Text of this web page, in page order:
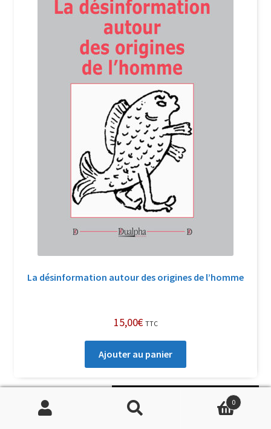
La désinformation autour des origines de l’homme
15,00€ TTC
Ajouter au panier
Recherche
Recherche
0
Soutenir Philippe Randa